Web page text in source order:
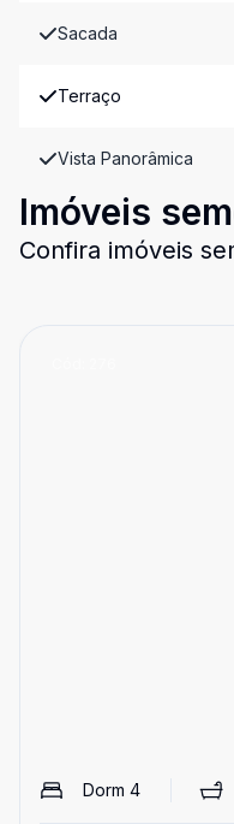
Sacada
Terraço
Vista Panorâmica
Imóveis
Confira imóveis
Dorm 4